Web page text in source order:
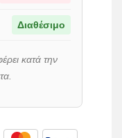
Διαθέσιμο
κατά την